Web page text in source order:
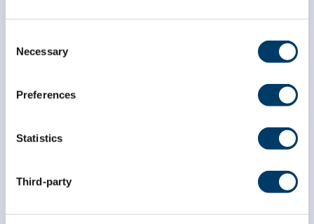
Selection
Necessary
Preferences
Statistics
Third-party
info@clsa-elcv.ca